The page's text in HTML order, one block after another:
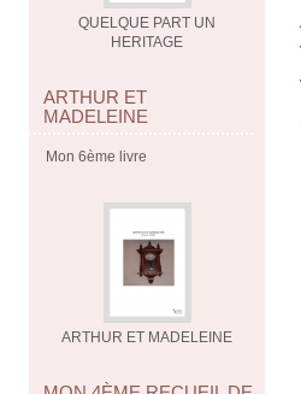
QUELQUE PART UN
HERITAGE
ARTHUR ET
MADELEINE
Mon 6ème livre
ARTHUR ET MADELEINE